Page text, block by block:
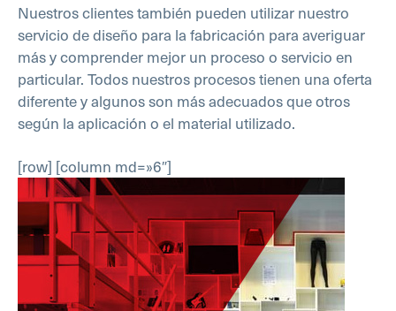
Nuestros clientes también pueden utilizar nuestro
servicio de diseño para la fabricación para averiguar
más y comprender mejor un proceso o servicio en
particular. Todos nuestros procesos tienen una oferta
diferente y algunos son más adecuados que otros
según la aplicación o el material utilizado.
[row] [column md=»6″]